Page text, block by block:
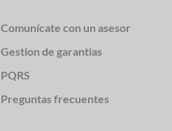
Comunícate con un asesor
Gestion de garantias
PQRS
Preguntas frecuentes